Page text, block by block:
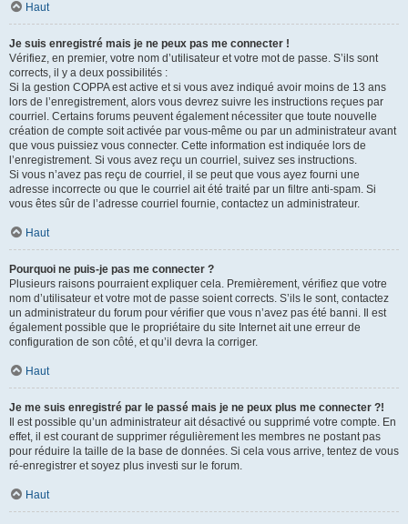
Haut
Je suis enregistré mais je ne peux pas me connecter !
Vérifiez, en premier, votre nom d’utilisateur et votre mot de passe. S’ils sont
corrects, il y a deux possibilités :
Si la gestion COPPA est active et si vous avez indiqué avoir moins de 13 ans
lors de l’enregistrement, alors vous devrez suivre les instructions reçues par
courriel. Certains forums peuvent également nécessiter que toute nouvelle
création de compte soit activée par vous-même ou par un administrateur avant
que vous puissiez vous connecter. Cette information est indiquée lors de
l’enregistrement. Si vous avez reçu un courriel, suivez ses instructions.
Si vous n’avez pas reçu de courriel, il se peut que vous ayez fourni une
adresse incorrecte ou que le courriel ait été traité par un filtre anti-spam. Si
vous êtes sûr de l’adresse courriel fournie, contactez un administrateur.
Haut
Pourquoi ne puis-je pas me connecter ?
Plusieurs raisons pourraient expliquer cela. Premièrement, vérifiez que votre
nom d’utilisateur et votre mot de passe soient corrects. S’ils le sont, contactez
un administrateur du forum pour vérifier que vous n’avez pas été banni. Il est
également possible que le propriétaire du site Internet ait une erreur de
configuration de son côté, et qu’il devra la corriger.
Haut
Je me suis enregistré par le passé mais je ne peux plus me connecter ?!
Il est possible qu’un administrateur ait désactivé ou supprimé votre compte. En
effet, il est courant de supprimer régulièrement les membres ne postant pas
pour réduire la taille de la base de données. Si cela vous arrive, tentez de vous
ré-enregistrer et soyez plus investi sur le forum.
Haut